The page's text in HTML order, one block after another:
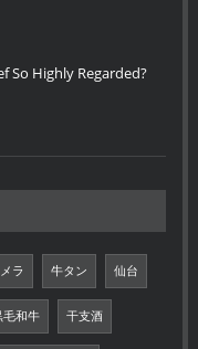
So Highly Regarded?
ラ 牛タン 仙台
毛和牛 干支酒